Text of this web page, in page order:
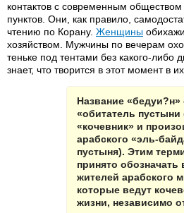
контактов с современным
пунктов. Они, как правило,
чтению по Корану. Женщины
хозяйством. Мужчины по вечерам
теньке под тентами без какого-либо
знает, что творится в этот момент в
Название «бедуи?н»
«обитатель пустыни
«кочевник» и
арабского «эль-
пустыня). Этим
принято обозначать
жителей арабского
которые ведут
жизни, независимо